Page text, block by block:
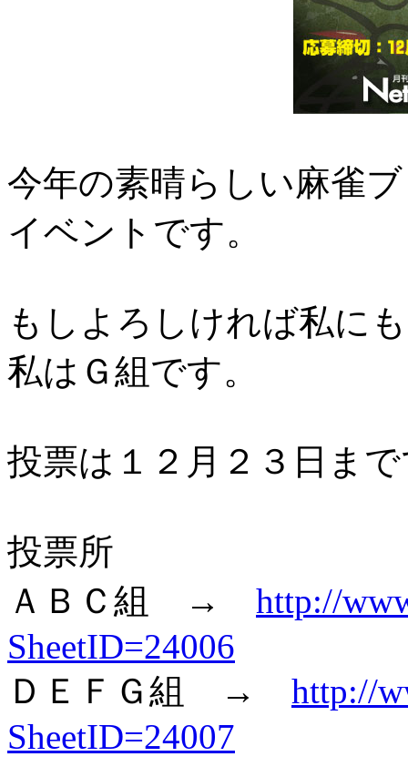
今年の素晴らしい麻雀
イベントです。
もしよろしければ私に
私はＧ組です。
投票は１２月２３日ま
投票所
ＡＢＣ組 → http://
SheetID=24006
ＤＥＦＧ組 → http://
SheetID=24007